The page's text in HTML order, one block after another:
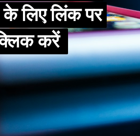
लिए लिंक पर
करें
लिए लिंक पर
करें